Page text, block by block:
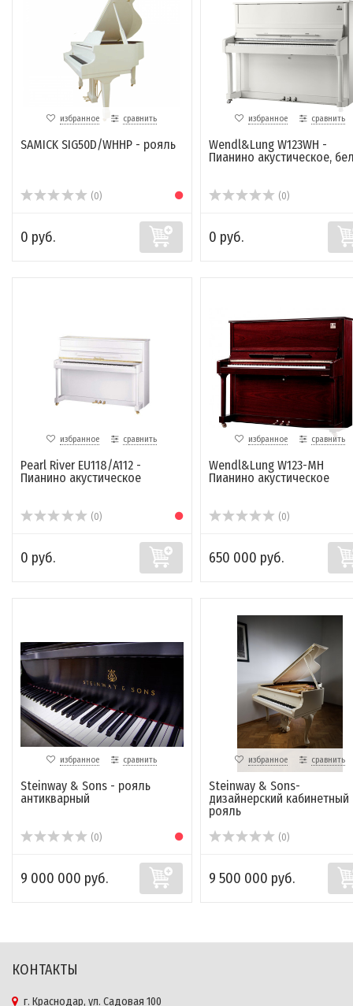
избранное сравнить
SAMICK SIG50D/WHHP - рояль
(0)
0 руб.
избранное сравнить
Wendl&Lung W123WH -
Пианино акустическое,
(0)
0 руб.
избранное сравнить
Pearl River EU118/A112 -
Пианино акустическое
(0)
0 руб.
избранное сравнить
Wendl&Lung W123-MH
Пианино акустическое
(0)
650 000 руб.
избранное сравнить
Steinway & Sons - рояль
антикварный
(0)
9 000 000 руб.
избранное сравнить
Steinway & Sons-
дизайнерский кабинетный
рояль
(0)
9 500 000 руб.
КОНТАКТЫ
г. Краснодар, ул. Садовая 100